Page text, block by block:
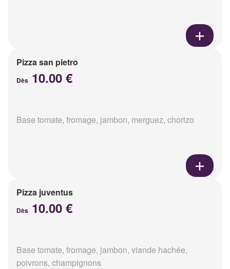
Pizza san pietro
Dès 10.00 €
Base tomate, fromage, jambon, merguez, chorizo
Pizza juventus
Dès 10.00 €
Base tomate, fromage, jambon, viande hachée,
poivrons, champignons